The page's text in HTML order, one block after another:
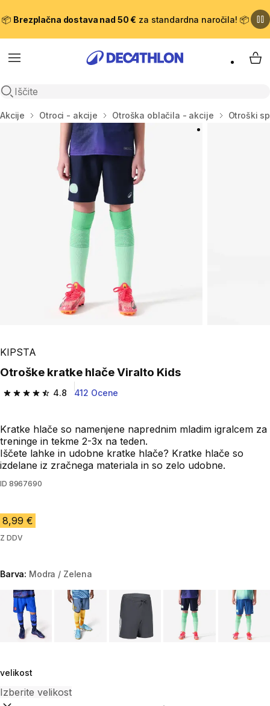
📦 Brezplačna dostava nad 50 € za standardna naročila! 📦
Meni
Odpri iskanje
Domov
Akcije Otroci - akcije Otroška oblačila - akcije Otroški
KIPSTA
Otroške kratke hlače Viralto Kids
4.8
4.8 od 5 zvezdic from 412 ocene
412 Ocene
Kratke hlače so namenjene naprednim mladim igralcem za
treninge in tekme 2-3x na teden.
Iščete lahke in udobne kratke hlače? Kratke hlače so
izdelane iz zračnega materiala in so zelo udobne.
ID 8967690
8,99 €
Z DDV
Barva: Modra / Zelena
Choose a variant
velikost